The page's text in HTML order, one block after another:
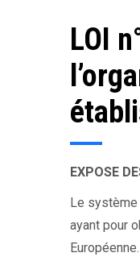
LOI
EXPOSE
Le
ayant pour
Européenne.